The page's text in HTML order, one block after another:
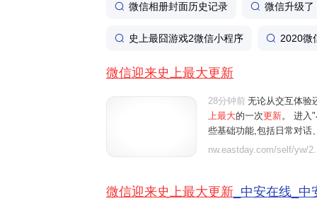
微信相册封面历史记录 微信升级了
史上最囧游戏2微信小程序 2020微
微信迎来史上最大更新
28分钟前 无论从交互体验
上最大的一次更新。 进入
些基础功能,包括日常对话
行朋友圈管理等。例如"
nw.eastday.com/self/yw/
微信迎来史上最大更新 _中安在线_